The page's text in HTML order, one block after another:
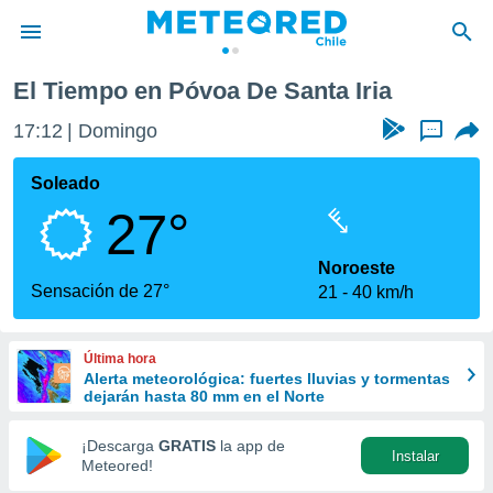
de
por
que se
calidad.
a este
las
y
forma
digital
basada
El Tiempo en Póvoa De Santa Iria
17:12 Domingo ...
Soleado
27°
Sensación de 27°
Noroeste
21
40 km/h
Última hora
Alerta meteorológica: fuertes lluvias y tormentas
dejarán hasta 80 mm en el Norte
¡Descarga GRATIS la app de
Meteored!
Instalar